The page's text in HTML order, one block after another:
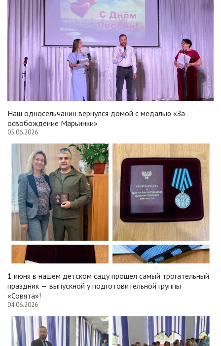
Наш односельчанин вернулся домой с медалью «За
освобождение Марьинки»
05.06.2026
1 июня в нашем детском саду прошел самый трогательный
праздник — выпускной у подготовительной группы
«Совята»!
04.06.2026